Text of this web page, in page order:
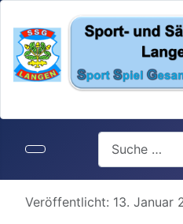
Search
Details
Veröffentlicht: 13. Januar